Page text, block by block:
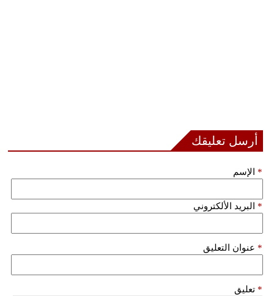
فيديو
أرسل تعليقك
الإسم *
البريد الألكتروني *
عنوان التعليق *
تعليق *